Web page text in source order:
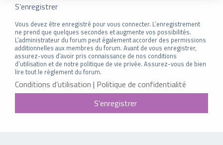
S’enregistrer
Vous devez être enregistré pour vous connecter. L’enregistrement
ne prend que quelques secondes et augmente vos possibilités.
L’administrateur du forum peut également accorder des permissions
additionnelles aux membres du forum. Avant de vous enregistrer,
assurez-vous d’avoir pris connaissance de nos conditions
d’utilisation et de notre politique de vie privée. Assurez-vous de bien
lire tout le règlement du forum.
Conditions d’utilisation | Politique de confidentialité
S’enregistrer